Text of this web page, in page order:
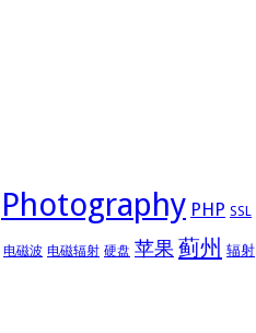
Photography PHP SSL
电磁波 电磁辐射 硬盘 苹果 蓟州 辐射